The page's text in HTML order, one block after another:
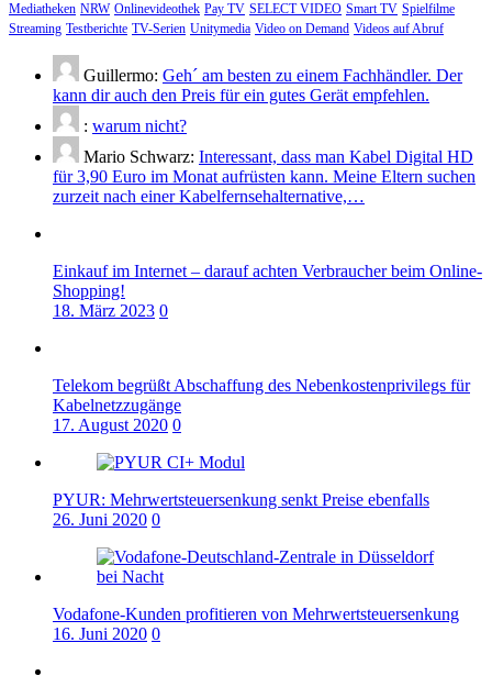
Mediatheken NRW Onlinevideothek Pay TV SELECT VIDEO Smart TV Spielfilme
Streaming Testberichte TV-Serien Unitymedia Video on Demand Videos auf Abruf
Guillermo: Geh´ am besten zu einem Fachhändler. Der
kann dir auch den Preis für ein gutes Gerät empfehlen.
: warum nicht?
Mario Schwarz: Interessant, dass man Kabel Digital HD
für 3,90 Euro im Monat aufrüsten kann. Meine Eltern suchen
zurzeit nach einer Kabelfernsehalternative,…
Einkauf im Internet – darauf achten Verbraucher beim Online-
Shopping!
18. März 2023 0
Telekom begrüßt Abschaffung des Nebenkostenprivilegs für
Kabelnetzzugänge
17. August 2020 0
PYUR: Mehrwertsteuersenkung senkt Preise ebenfalls
26. Juni 2020 0
Vodafone-Kunden profitieren von Mehrwertsteuersenkung
16. Juni 2020 0